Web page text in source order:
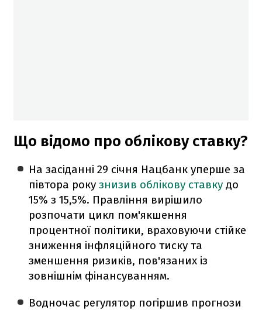
Що відомо про облікову ставку?
На засіданні 29 січня Нацбанк уперше за
півтора року знизив облікову ставкудо
15% з 15,5%. Правління вирішило
розпочати цикл пом'якшення
процентної політики, враховуючи стійке
зниження інфляційного тиску та
зменшення ризиків, пов'язаних із
зовнішнім фінансуванням.
Водночас регулятор погіршив прогнози